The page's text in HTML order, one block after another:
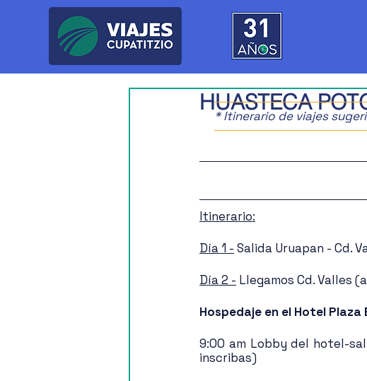
HUASTECA
Itinerario:
Día 1 - Salida Uruapan - Cd.
Día 2 - Llegamos Cd. Valles
Hospedaje en el Hotel Plaza
9:00 am Lobby del hotel-
inscribas)
* Itinerario de viajes